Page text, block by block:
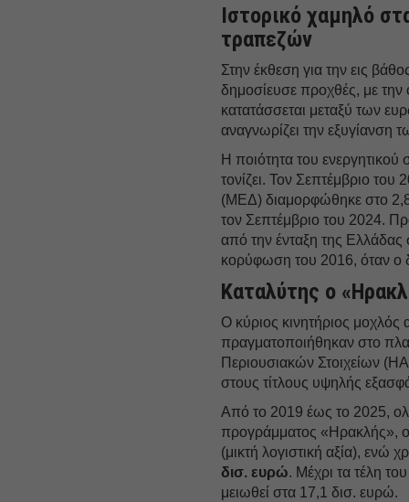
Ιστορικό χαμηλό
τραπεζών
Στην έκθεση για την εις
δημοσίευσε προχθές, με
κατατάσσεται μεταξύ των
αναγνωρίζει την εξυγίανση
Η ποιότητα του ενεργητικού
τονίζει. Τον Σεπτέμβριο του
(ΜΕΔ) διαμορφώθηκε στο
τον Σεπτέμβριο του 2024.
από την ένταξη της Ελλάδας
κορύφωση του 2016, όταν ο
Καταλύτης ο
Ο κύριος κινητήριος μοχλός
πραγματοποιήθηκαν στο
Περιουσιακών Στοιχείων
στους τίτλους υψηλής
Από το 2019 έως το 2025,
προγράμματος «Ηρακλής»,
(μικτή λογιστική αξία), ενώ
δισ. ευρώ. Μέχρι τα τέλη
μειωθεί στα 17,1 δισ. ευρώ.